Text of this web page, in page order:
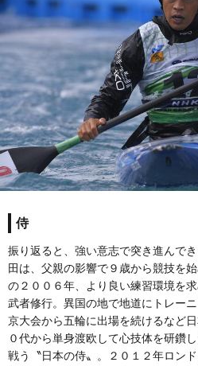
侍
振り返ると、強い意志で突き進んで
田は、父親の影響で９歳から競技を
の２００６年、より良い練習環境を
武者修行。異国の地で地道にトレー
京大会から五輪に出場を続けるなど
０代から単身渡欧して心技体を研鑽
戦う〝日本の侍〟。２０１２年ロン